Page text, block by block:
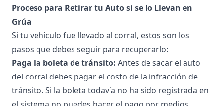
Proceso para Retirar tu Auto si se lo Llevan en
Grúa
Si tu vehículo fue llevado al corral, estos son los
pasos que debes seguir para recuperarlo:
Paga la boleta de tránsito: Antes de sacar el auto
del corral debes pagar el costo de la infracción de
tránsito. Si la boleta todavía no ha sido registrada en